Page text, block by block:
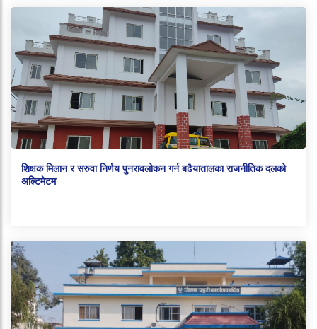
शिक्षक मिलान र सरुवा निर्णय पुनरावलोकन गर्न बढैयातालका राजनीतिक दलको
अल्टिमेटम